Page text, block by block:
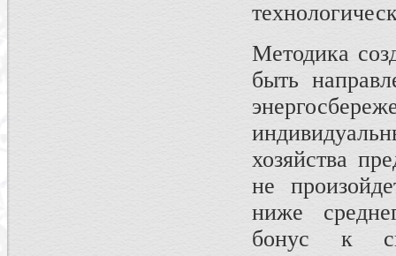
Методика
быть
хозяйства
не
ниже
бонус к